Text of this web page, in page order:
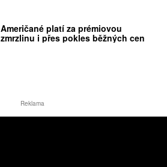
Američané platí za prémiovou
zmrzlinu i přes pokles běžných cen
Reklama